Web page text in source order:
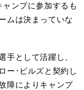
ンプに参加するも
ムは決まっていな
として活躍し、
ー･ビルズと契約し
障によりキャンプ